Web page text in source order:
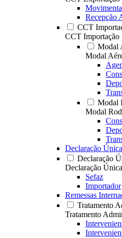
Recepção
CCT
CCT Importação
Modal
Modal
Modal
Modal
Declaração
Declaração
Declaração
Sefaz
Importador
Remessas
Tratamento
Tratamento